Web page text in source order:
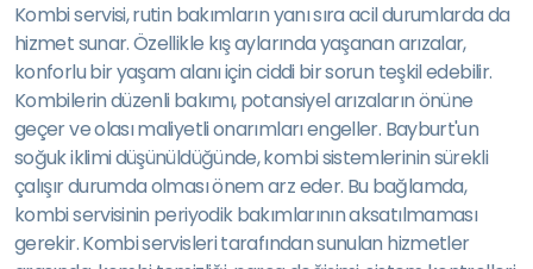
Kombi servisi, rutin bakımların yanı sıra acil durumlarda da
hizmet sunar. Özellikle kış aylarında yaşanan arızalar,
konforlu bir yaşam alanı için ciddi bir sorun teşkil edebilir.
Kombilerin düzenli bakımı, potansiyel arızaların önüne
geçer ve olası maliyetli onarımları engeller. Bayburt'un
soğuk iklimi düşünüldüğünde, kombi sistemlerinin sürekli
çalışır durumda olması önem arz eder. Bu bağlamda,
kombi servisinin periyodik bakımlarının aksatılmaması
gerekir. Kombi servisleri tarafından sunulan hizmetler